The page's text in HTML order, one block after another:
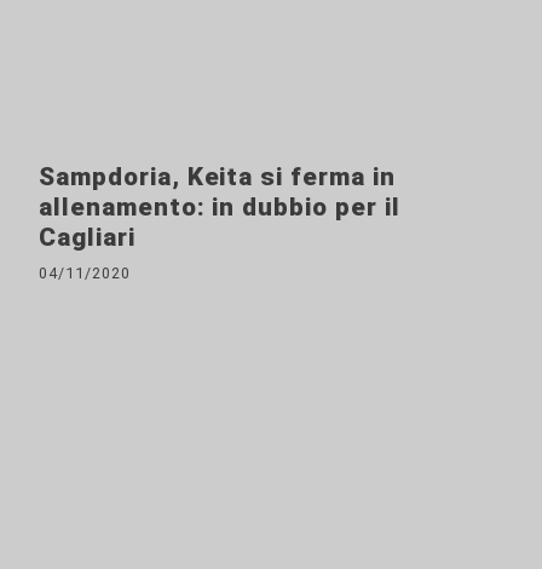
Sampdoria, Keita si ferma in
allenamento: in dubbio per il
Cagliari
04/11/2020